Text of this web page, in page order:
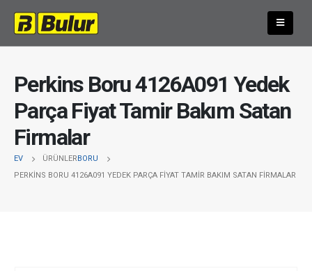
Perkins Boru 4126A091 Yedek
Parça Fiyat Tamir Bakım Satan
Firmalar
EV ÜRÜNLERBORU
PERKINS BORU 4126A091 YEDEK PARÇA FIYAT TAMIR BAKIM SATAN FIRMALAR